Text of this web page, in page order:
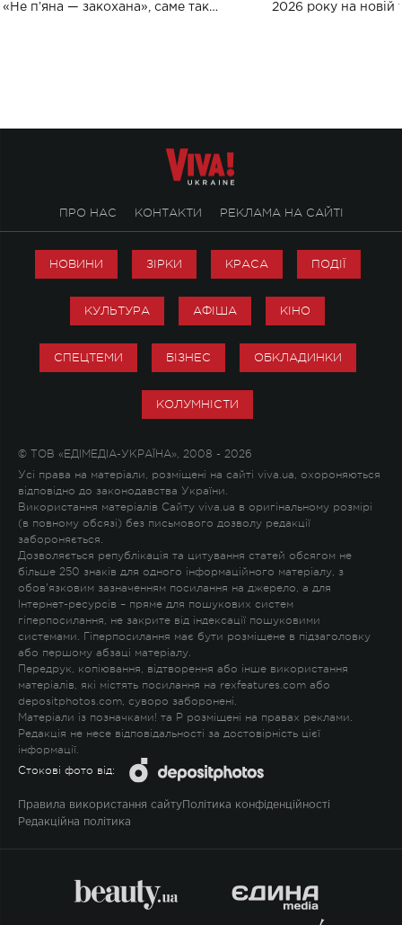
«Не пʼяна — закохана», саме так
2026 року на новій
ПРО НАС КОНТАКТИ РЕКЛАМА НА САЙТІ
НОВИНИ ЗІРКИ КРАСА ПОДІЇ
КУЛЬТУРА АФІША КІНО
СПЕЦТЕМИ БІЗНЕС ОБКЛАДИНКИ
КОЛУМНІСТИ
© ТОВ «ЕДІМЕДІА-УКРАЇНА», 2008 - 2026
Усі права на матеріали, розміщені на сайті viva.ua, охороняються
відповідно до законодавства України.
Використання матеріалів Сайту viva.ua в оригінальному розмірі
(в повному обсязі) без письмового дозволу редакції
забороняється.
Дозволяється републікація та цитування статей обсягом не
більше 250 знаків для одного інформаційного матеріалу, з
обов'язковим зазначенням посилання на джерело, а для
Інтернет-ресурсів – пряме для пошукових систем
гіперпосилання, не закрите від індексації пошуковими
системами. Гіперпосилання має бути розміщене в підзаголовку
або першому абзаці матеріалу.
Передрук, копіювання, відтворення або інше використання
матеріалів, які містять посилання на rexfeatures.com або
depositphotos.com, суворо заборонені.
Матеріали із позначками! та P розміщені на правах реклами.
Редакція не несе відповідальності за достовірність цієї
інформації.
Стокові фото від:
Правила використання сайту Політика конфіденційності
Редакційна політика